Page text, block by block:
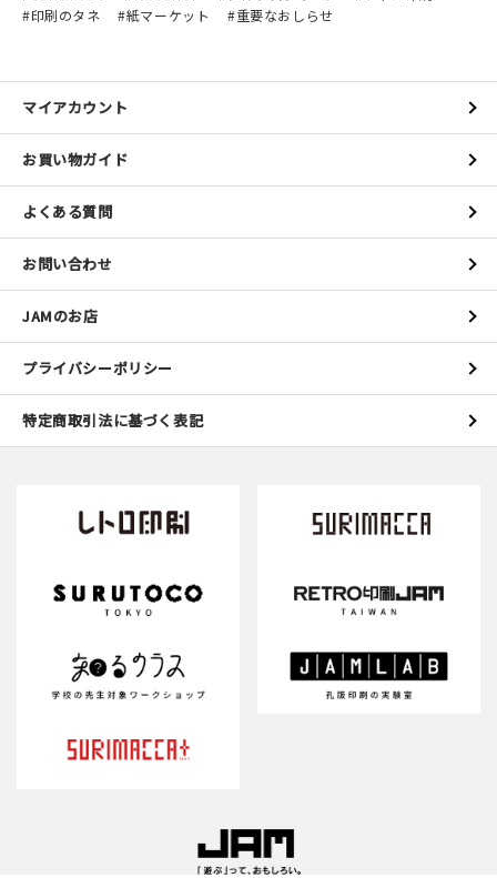
印刷のタネ
紙マーケット 重要なおしらせ
マイアカウント
お買い物ガイド
よくある質問
お問い合わせ
JAMのお店
プライバシーポリシー
特定商取引法に基づく表記